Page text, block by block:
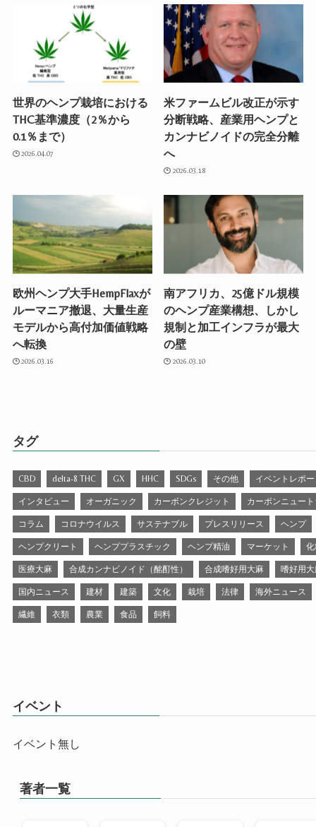
世界のヘンプ栽培における
THC基準濃度（2％から
0.1％まで）
2026.04.07
米ファームビル改正が示す
分断戦略、産業用ヘンプと
カンナビノイドの完全分離
へ
2026.03.18
欧州ヘンプ大手HempFlaxが
ルーマニア撤退、大量生産
モデルから高付加価値戦略
へ転換
2026.03.16
南アフリカ、25億ドル規模
のヘンプ産業構想、しかし
規制と加工インフラが最大
の壁
2026.03.10
タグ
CBD delta-8 THC GX HHC SDGs その他 イベントレポ
インタビュー オーガニック カーボンクレジット カーボンニュー
コラム コロナウイルス サステナブル プレスリリース ヘンプ
ヘンプクリート ヘンププラスチック ヘンプ精油 マーケット
医療大麻 合成カンナビノイド（酩酊性） 合成嗜好用大麻 嗜好用
国内ニュース 建材 建築 文化 栽培 法律 海外ニュース
繊維 衣類 農業 食品 飼料
イベント
イベント無し
著者一覧